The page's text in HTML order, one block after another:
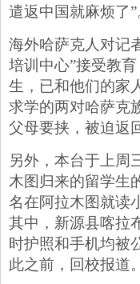
遣返中国就麻烦了”
海外哈萨克人对记
培训中心”接受教
生，已和他们的家
求学的两对哈萨克
父母要挟，被迫返
另外，本台于上周
木图归来的留学生
名在阿拉木图就读
其中，新源县喀拉
时护照和手机均被
此之前，回校报道。